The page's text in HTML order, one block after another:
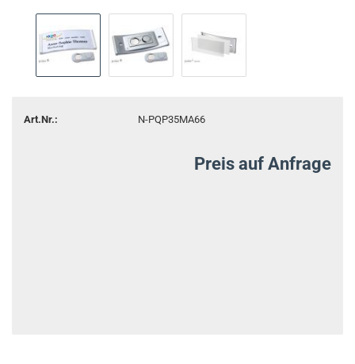
Art.Nr.: N-PQP35MA66
Preis auf Anfrage